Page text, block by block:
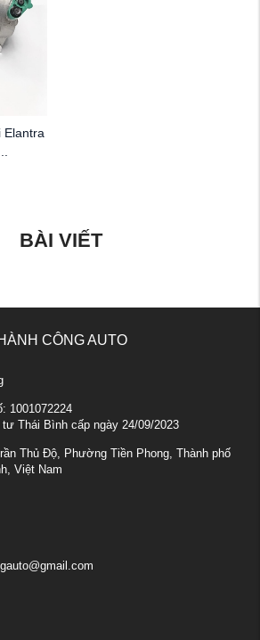
Elantra
BÀI VIẾT
CÔNG AUTO
1001072224
Thái Bình cấp ngày 24/09/2023
Thủ Độ, Phường Tiền Phong, Thành phố
Việt Nam